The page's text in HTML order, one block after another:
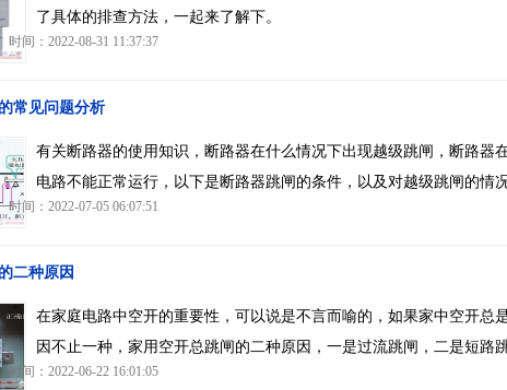
了具体的排查方法，一起来了解下。
时间：2022-08-31 11:37:37
常见问题分析
有关断路器的使用知识，断路器在什么情况下出现越级跳闸，断路器
电路不能正常运行，以下是断路器跳闸的条件，以及对越级跳闸的情
时间：2022-07-05 06:07:51
二种原因
在家庭电路中空开的重要性，可以说是不言而喻的，如果家中空开总
因不止一种，家用空开总跳闸的二种原因，一是过流跳闸，二是短路
时间：2022-06-22 16:01:05